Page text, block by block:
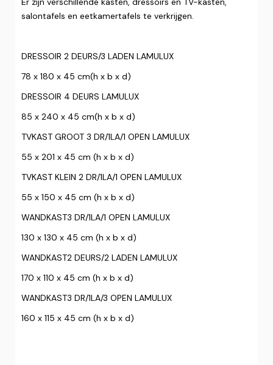
salontafels en eetkamertafels te verkrijgen.‍
DRESSOIR 2 DEURS/3 LADEN LAMULUX
78 x 180 x 45 cm(h x b x d)
DRESSOIR 4 DEURS LAMULUX
85 x 240 x 45 cm(h x b x d)
TVKAST GROOT 3 DR/1LA/1 OPEN LAMULUX
55 x 201 x 45 cm (h x b x d)
TVKAST KLEIN 2 DR/1LA/1 OPEN LAMULUX
55 x 150 x 45 cm (h x b x d)
WANDKAST3 DR/1LA/1 OPEN LAMULUX
130 x 130 x 45 cm (h x b x d)
WANDKAST2 DEURS/2 LADEN LAMULUX
170 x 110 x 45 cm (h x b x d)
WANDKAST3 DR/1LA/3 OPEN LAMULUX
160 x 115 x 45 cm (h x b x d)